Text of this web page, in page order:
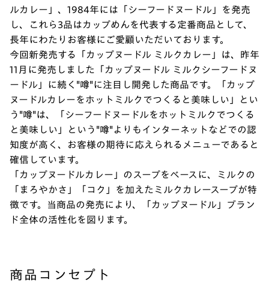
ルカレー」、1984年には「シーフードヌードル」を発売
し、これら3品はカップめんを代表する定番商品として、
長年にわたりお客様にご愛顧いただいております。
今回新発売する「カップヌードル ミルクカレー」は、昨年
11月に発売しました「カップヌードル ミルクシーフードヌ
ードル」に続く"噂"に注目し開発した商品です。「カップ
ヌードルカレーをホットミルクでつくると美味しい」とい
う"噂"は、「シーフードヌードルをホットミルクでつくる
と美味しい」という"噂"よりもインターネットなどでの認
知度が高く、お客様の期待に応えられるメニューであると
確信しています。
「カップヌードルカレー」のスープをベースに、ミルクの
「まろやかさ」「コク」を加えたミルクカレースープが特
徴です。当商品の発売により、「カップヌードル」ブラン
ド全体の活性化を図ります。
商品コンセプト